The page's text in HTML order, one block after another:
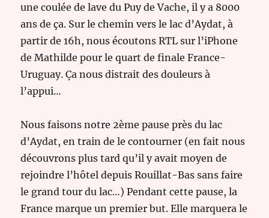
une coulée de lave du Puy de Vache, il y a 8000
ans de ça. Sur le chemin vers le lac d’Aydat, à
partir de 16h, nous écoutons RTL sur l’iPhone
de Mathilde pour le quart de finale France-
Uruguay. Ça nous distrait des douleurs à
l’appui…
Nous faisons notre 2ème pause près du lac
d’Aydat, en train de le contourner (en fait nous
découvrons plus tard qu’il y avait moyen de
rejoindre l’hôtel depuis Rouillat-Bas sans faire
le grand tour du lac…) Pendant cette pause, la
France marque un premier but. Elle marquera le